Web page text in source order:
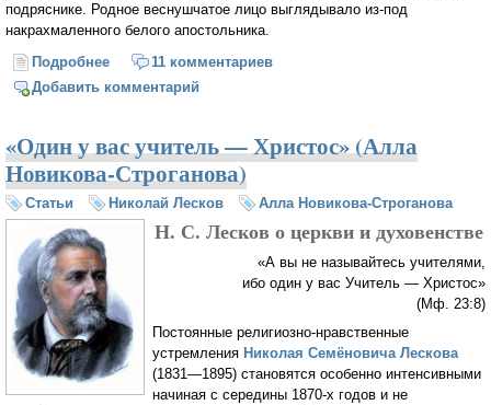
подряснике. Родное веснушчатое лицо выглядывало из-под
накрахмаленного белого апостольника.
Подробнее о Пасхальные люди
11 комментариев
Добавить комментарий
«Один у вас учитель — Христос» (Алла
Новикова-Строганова)
Статьи Николай Лесков Алла Новикова-Строганова
Н. С. Лесков о церкви и духовенстве
«А вы не называйтесь учителями,
ибо один у вас Учитель — Христос»
(Мф. 23:8)
Постоянные религиозно-нравственные
устремления Николая Семёновича Лескова
(1831—1895) становятся особенно интенсивными
начиная с середины 1870-х годов и не